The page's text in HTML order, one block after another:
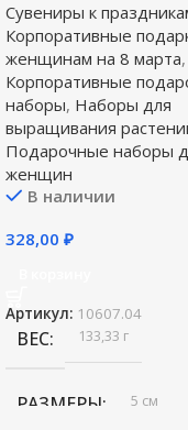
Сувениры к
Корпоративные
женщинам на 8 марта,
Корпоративные
наборы, Наборы для
выращивания
Подарочные наборы
женщин
В наличии
328,00 ₽
Артикул: 10607.04
ВЕС 133,33 г
РАЗМЕРЫ
5 см